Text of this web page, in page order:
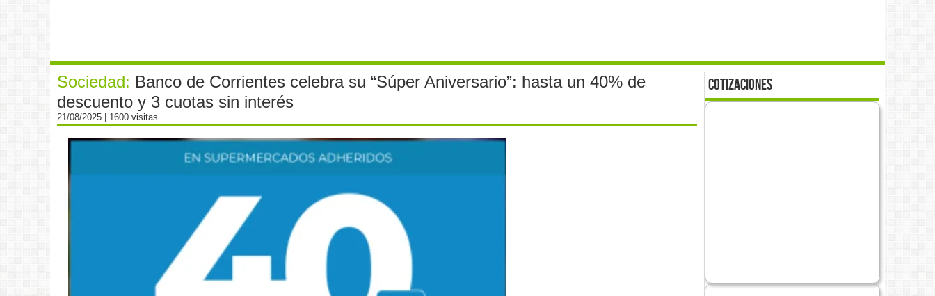
Sociedad: Banco de Corrientes celebra su “Súper Aniversario”: hasta un 40% de
descuento y 3 cuotas sin interés
21/08/2025 | 1600 visitas
cotizaciones